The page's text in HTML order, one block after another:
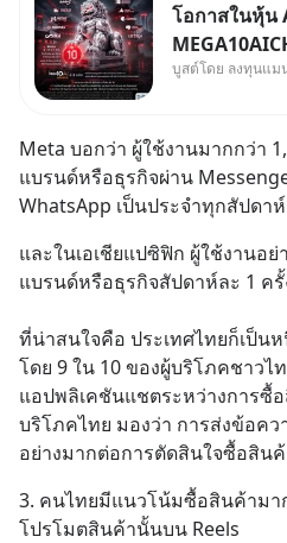
โอกาสในหุ้น
ใหม่ 9 ตัว เข้
50% ค่าธรร
ล้านบาทขึ้นไ
บูสต์โดย ลงทุนแม
Meta บอกว่า ผู้ใช้งานมากกว่า
แบรนด์หรือธุรกิจผ่าน
WhatsApp เป็นประจำทุกสัปดาห์
และในเอเชียแปซิฟิก ผู้ใช้งานอ
แบรนด์หรือธุรกิจสัปดาห์ละ 1 ครั้
ที่น่าสนใจคือ ประเทศไทยก็เป็น
โดย 9 ใน 10 ของผู้บริโภคชาวไ
แอปพลิเคชันแชตระหว่างการซื้
บริโภคไทย มองว่า การส่งข้อค
อย่างมากต่อการตัดสินใจซื้อสิน
3. คนไทยมีแนวโน้มซื้อสินค้ามา
โปรโมตสินค้านั้นบน Reels